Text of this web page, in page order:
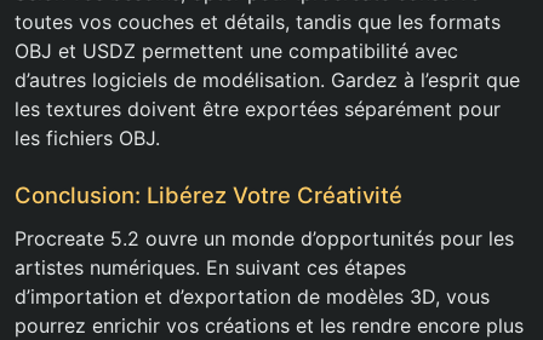
toutes vos couches et détails, tandis que les formats
OBJ et USDZ permettent une compatibilité avec
d’autres logiciels de modélisation. Gardez à l’esprit que
les textures doivent être exportées séparément pour
les fichiers OBJ.
Conclusion: Libérez Votre Créativité
Procreate 5.2 ouvre un monde d’opportunités pour les
artistes numériques. En suivant ces étapes
d’importation et d’exportation de modèles 3D, vous
pourrez enrichir vos créations et les rendre encore plus